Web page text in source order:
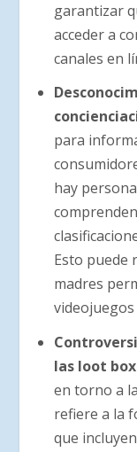
garantizar
acceder a
canales en
para
hay
Esto puede
madres
las loot
en torno a
refiere a la
que